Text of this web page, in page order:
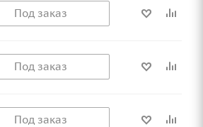
Под заказ
Под заказ
Под заказ